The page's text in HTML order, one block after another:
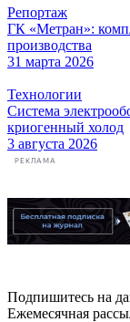
Репортаж
ГК «Метран»:
производства
31 марта 2026
Технологии
Система
криогенный холод
3 августа 2026
РЕКЛАМА
Подпишитесь на
Ежемесячная